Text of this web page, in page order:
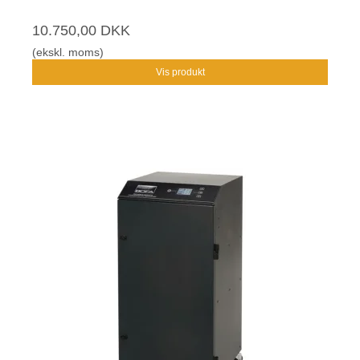
10.750,00 DKK
(ekskl. moms)
Vis produkt